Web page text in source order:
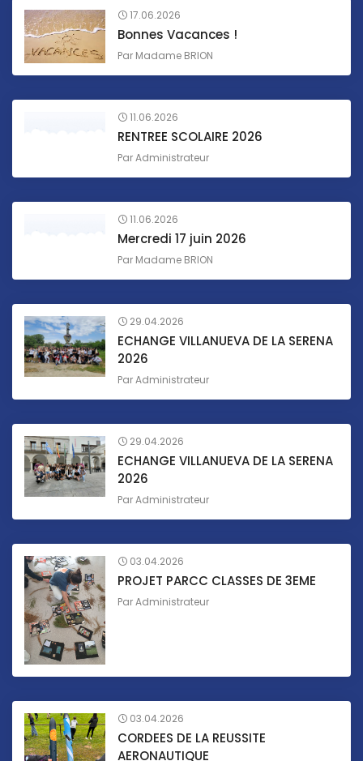
17.06.2026
Bonnes Vacances !
Par Madame BRION
11.06.2026
RENTREE SCOLAIRE 2026
ParAdministrateur
11.06.2026
Mercredi 17 juin 2026
Par Madame BRION
29.04.2026
ECHANGE VILLANUEVA DE LA SERENA
2026
ParAdministrateur
29.04.2026
ECHANGE VILLANUEVA DE LA SERENA
2026
ParAdministrateur
03.04.2026
PROJET PARCC CLASSES DE 3EME
ParAdministrateur
03.04.2026
CORDEES DE LA REUSSITE
AERONAUTIQUE